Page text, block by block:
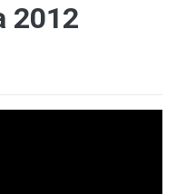
2012